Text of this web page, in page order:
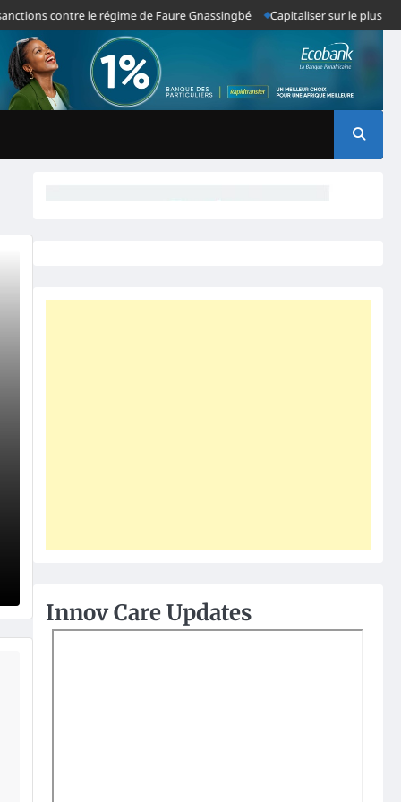
contre le régime de Faure Gnassingbé Capitaliser sur le plus grand
Innov Care Updates